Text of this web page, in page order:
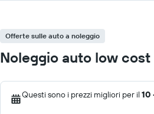
Offerte sulle auto a noleggio
Noleggio auto low cost
Questi sono i prezzi migliori per il 10